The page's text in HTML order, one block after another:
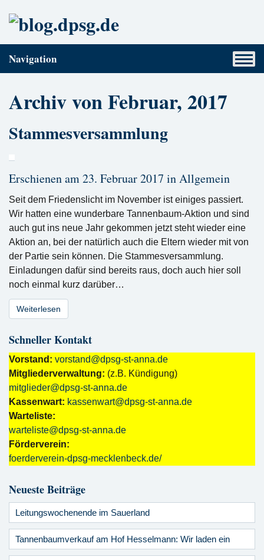
Navigation
Archiv von Februar, 2017
Stammesversammlung
Erschienen am 23. Februar 2017 inAllgemein
Seit dem Friedenslicht im November ist einiges passiert.
Wir hatten eine wunderbare Tannenbaum-Aktion und sind
auch gut ins neue Jahr gekommen jetzt steht wieder eine
Aktion an, bei der natürlich auch die Eltern wieder mit von
der Partie sein können. Die Stammesversammlung.
Einladungen dafür sind bereits raus, doch auch hier soll
noch einmal kurz darüber…
Weiterlesen
Schneller Kontakt
Vorstand: vorstand@dpsg-st-anna.de
Mitgliederverwaltung: (z.B. Kündigung)
mitglieder@dpsg-st-anna.de
Kassenwart: kassenwart@dpsg-st-anna.de
Warteliste:
warteliste@dpsg-st-anna.de
Förderverein:
foerderverein-dpsg-mecklenbeck.de/
Neueste Beiträge
Leitungswochenende im Sauerland
Tannenbaumverkauf am Hof Hesselmann: Wir laden ein